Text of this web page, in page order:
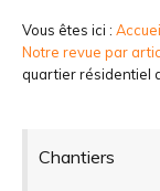
PARTICIPER
Vous êtes ici :
Notre revue par
quartier résidentiel
Chantiers